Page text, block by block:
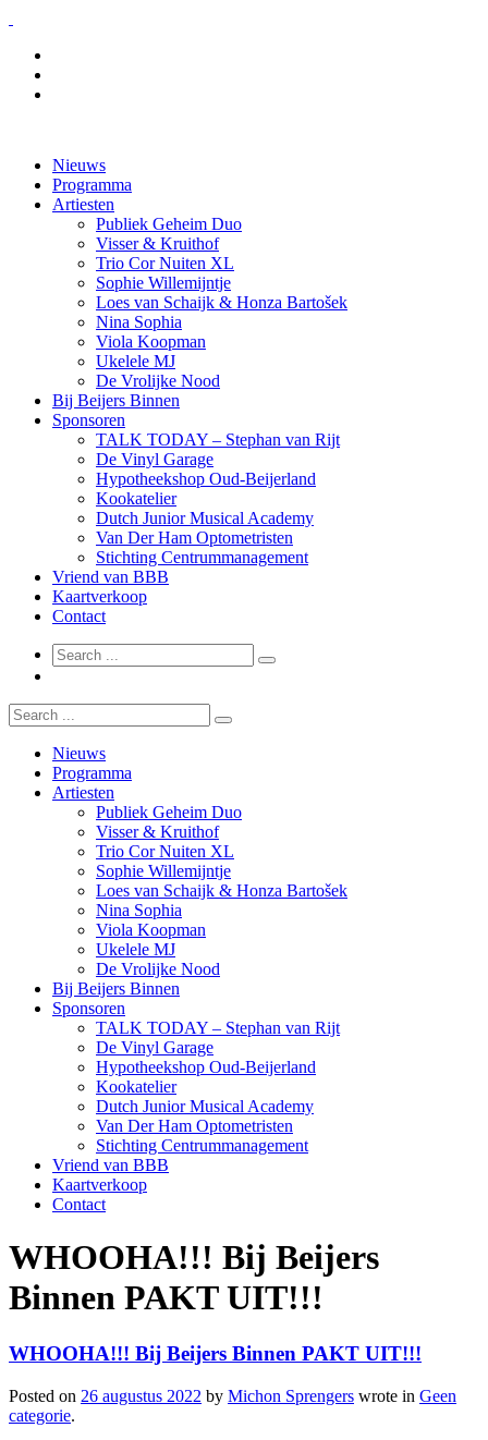
Nieuws
Programma
Artiesten
Publiek Geheim Duo
Visser & Kruithof
Trio Cor Nuiten XL
Sophie Willemijntje
Loes van Schaijk & Honza Bartošek
Nina Sophia
Viola Koopman
Ukelele MJ
De Vrolijke Nood
Bij Beijers Binnen
Sponsoren
TALK TODAY – Stephan van Rijt
De Vinyl Garage
Hypotheekshop Oud-Beijerland
Kookatelier
Dutch Junior Musical Academy
Van Der Ham Optometristen
Stichting Centrummanagement
Vriend van BBB
Kaartverkoop
Contact
Nieuws
Programma
Artiesten
Publiek Geheim Duo
Visser & Kruithof
Trio Cor Nuiten XL
Sophie Willemijntje
Loes van Schaijk & Honza Bartošek
Nina Sophia
Viola Koopman
Ukelele MJ
De Vrolijke Nood
Bij Beijers Binnen
Sponsoren
TALK TODAY – Stephan van Rijt
De Vinyl Garage
Hypotheekshop Oud-Beijerland
Kookatelier
Dutch Junior Musical Academy
Van Der Ham Optometristen
Stichting Centrummanagement
Vriend van BBB
Kaartverkoop
Contact
WHOOHA!!! Bij Beijers
Binnen PAKT UIT!!!
WHOOHA!!! Bij Beijers Binnen PAKT UIT!!!
Posted on 26 augustus 2022 by Michon Sprengers wrote in Geen
categorie.